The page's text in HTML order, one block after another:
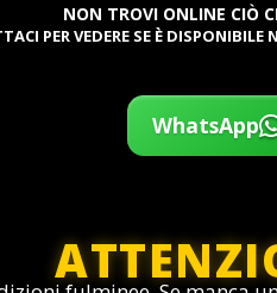
NON TROVI ONLINE CIÒ
PER VEDERE SE È
WhatsApp